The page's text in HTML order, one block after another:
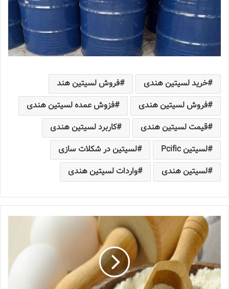
خرید لسیتین هندی
فروش لسیتین هند
فروش لسیتین هندی
فزوش عمده لسیتین هندی
قیمت لسیتین هندی
کاربرد لسیتین هندی
لسیتین Pcific
لسیتین در شکلات سازی
لسیتین هندی
واردات لسیتین هندی